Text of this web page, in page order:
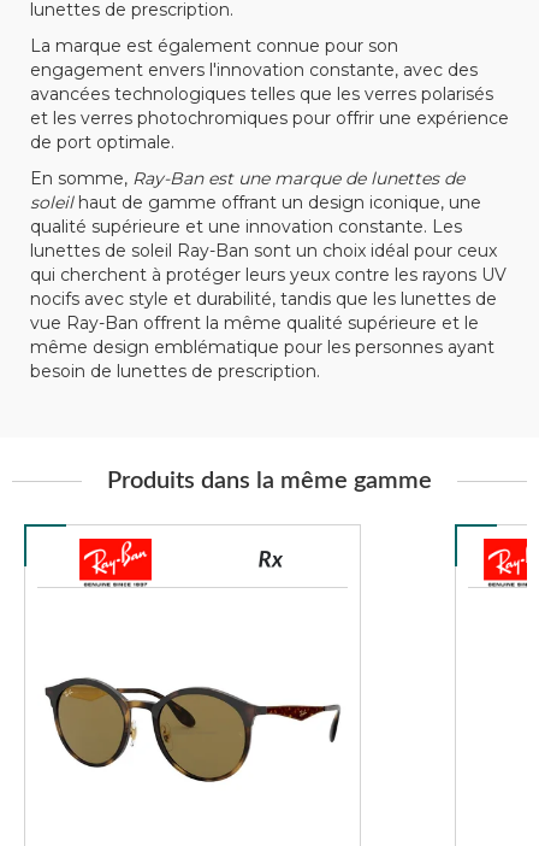
lunettes de prescription.
La marque est également connue pour son
engagement envers l'innovation constante, avec des
avancées technologiques telles que les verres polarisés
et les verres photochromiques pour offrir une expérience
de port optimale.
En somme, Ray-Ban est une marque de lunettes de
soleilhaut de gamme offrant un design iconique, une
qualité supérieure et une innovation constante. Les
lunettes de soleil Ray-Ban sont un choix idéal pour ceux
qui cherchent à protéger leurs yeux contre les rayons UV
nocifs avec style et durabilité, tandis que les lunettes de
vue Ray-Ban offrent la même qualité supérieure et le
même design emblématique pour les personnes ayant
besoin de lunettes de prescription.
Produits dans la même gamme